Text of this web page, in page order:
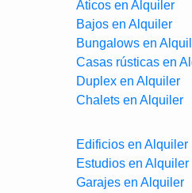
Aticos en Alquiler
Bajos en Alquiler
Bungalows en
Casas rústicas en
Duplex en Alquiler
Chalets en Alquiler
Edificios en Alquiler
Estudios en Alquiler
Garajes en Alquiler